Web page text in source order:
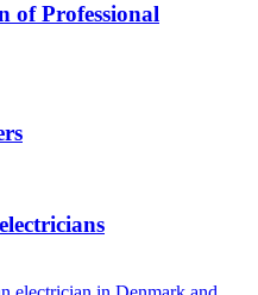
of Professional